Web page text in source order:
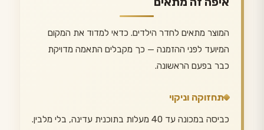
המוצר מתאים לחדר הילדים. כדאי למדוד את המקום
המיועד לפני ההזמנה — כך מקבלים התאמה מדויקת
כבר בפעם הראשונה.
תחזוקה וניקוי
כביסה במכונה עד 40 מעלות בתוכנית עדינה, בלי מלבין.